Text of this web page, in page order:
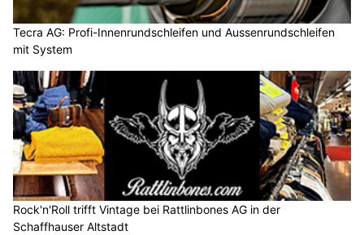
Tecra AG: Profi-Innenrundschleifen und Aussenrundschleifen
mit System
Rock'n'Roll trifft Vintage bei Rattlinbones AG in der
Schaffhauser Altstadt